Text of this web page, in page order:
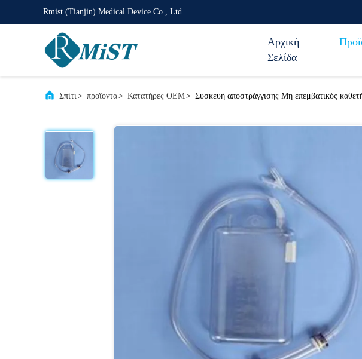
Rmist (Tianjin) Medical Device Co., Ltd.
Αρχική
Σελίδα
Σπίτι> προϊόντα> Κατατήρες OEM> Συσκευή αποστράγγισης Μη επεμβατικός